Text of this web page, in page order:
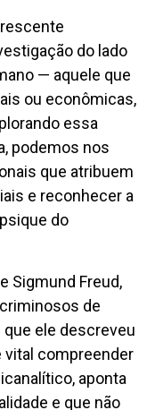
do lado
— aquele que
ou econômicas,
essa
podemos nos
que atribuem
e reconhecer a
do
Sigmund Freud,
de
ele descreveu
vital compreender
aponta
e que não